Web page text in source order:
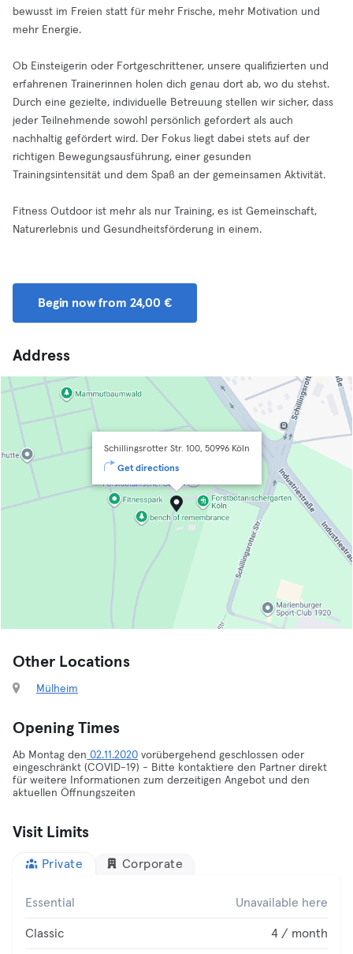
bewusst im Freien statt für mehr Frische, mehr Motivation und
mehr Energie.
Ob Einsteigerin oder Fortgeschrittener, unsere qualifizierten und
erfahrenen Trainerinnen holen dich genau dort ab, wo du stehst.
Durch eine gezielte, individuelle Betreuung stellen wir sicher, dass
jeder Teilnehmende sowohl persönlich gefordert als auch
nachhaltig gefördert wird. Der Fokus liegt dabei stets auf der
richtigen Bewegungsausführung, einer gesunden
Trainingsintensität und dem Spaß an der gemeinsamen Aktivität.
Fitness Outdoor ist mehr als nur Training, es ist Gemeinschaft,
Naturerlebnis und Gesundheitsförderung in einem.
Begin now from 24,00 €
Address
Schillingsrotter Str. 100, 50996 Köln
Get directions
Other Locations
Mülheim
Opening Times
Ab Montag den 02.11.2020 vorübergehend geschlossen oder
eingeschränkt (COVID-19) - Bitte kontaktiere den Partner direkt
für weitere Informationen zum derzeitigen Angebot und den
aktuellen Öffnungszeiten
Visit Limits
Private Corporate
Essential Unavailable here
Classic 4 / month